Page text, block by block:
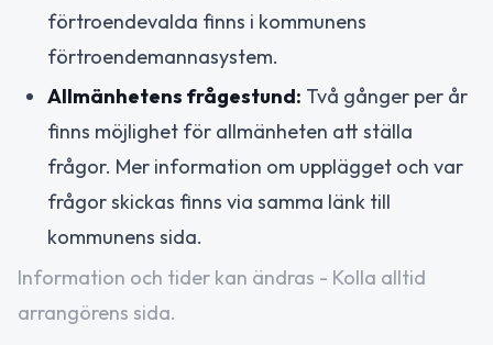
förtroendevalda finns i kommunens
förtroendemannasystem.
Allmänhetens frågestund: Två gånger per år
finns möjlighet för allmänheten att ställa
frågor. Mer information om upplägget och var
frågor skickas finns via samma länk till
kommunens sida.
Information och tider kan ändras - Kolla alltid
arrangörens sida.